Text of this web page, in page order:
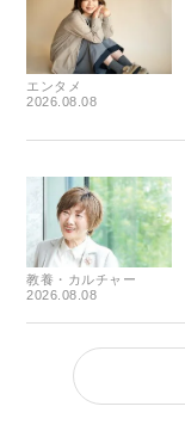
エンタメ
2026.08.08
教養・カルチャー
2026.08.08